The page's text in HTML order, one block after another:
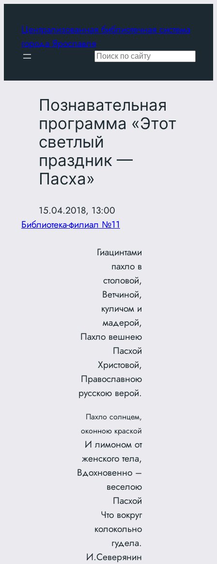
содержимому
Централизованная библиотечная система
города Ярославля
Поиск
Познавательная
программа «Этот
светлый
праздник —
Пасха»
15.04.2018, 13:00
Библиотека-филиал №11
Гиацинтами
пахло в
столовой,
Ветчиной,
куличом и
мадерой,
Пахло вешнею
Пасхой
Христовой,
Православною
русскою верой.
Пахло солнцем,
оконною краской
И лимоном от
женского тела,
Вдохновенно –
веселою
Пасхой
Что вокруг
колокольно
гудела.
И.Северянин